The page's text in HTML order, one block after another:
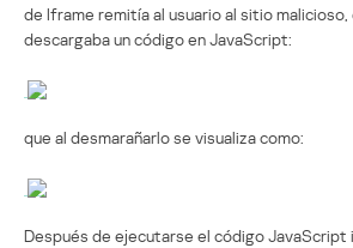
de Iframe remitía al usuario al sitio
descargaba un código en JavaScript:
que al desmarañarlo se visualiza como:
Después de ejecutarse el código JavaScript